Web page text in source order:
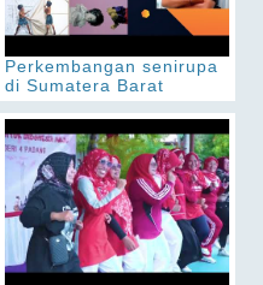
Perkembangan senirupa
di Sumatera Barat